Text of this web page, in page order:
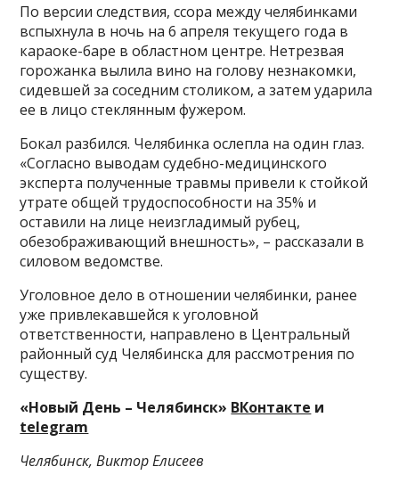
По версии следствия, ссора между челябинками
вспыхнула в ночь на 6 апреля текущего года в
караоке-баре в областном центре. Нетрезвая
горожанка вылила вино на голову незнакомки,
сидевшей за соседним столиком, а затем ударила
ее в лицо стеклянным фужером.
Бокал разбился. Челябинка ослепла на один глаз.
«Согласно выводам судебно-медицинского
эксперта полученные травмы привели к стойкой
утрате общей трудоспособности на 35% и
оставили на лице неизгладимый рубец,
обезображивающий внешность», – рассказали в
силовом ведомстве.
Уголовное дело в отношении челябинки, ранее
уже привлекавшейся к уголовной
ответственности, направлено в Центральный
районный суд Челябинска для рассмотрения по
существу.
«Новый День – Челябинск» ВКонтакте и
telegram
Челябинск, Виктор Елисеев